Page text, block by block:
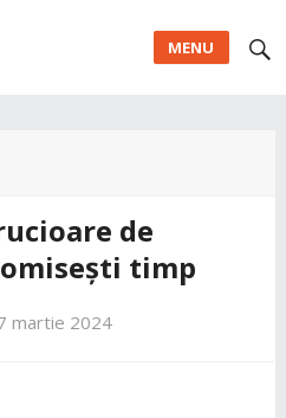
MENU
de
timp
martie 2024